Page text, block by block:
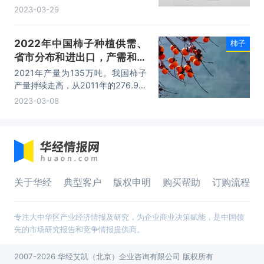
要包括市场竞争格局分析、优势企业
2023-03-29
2022年中国柿子种植供需、
省市分布和进出口，产需和出
口皆有不同程度提升「图」
2021年产量为135万吨。我国柿子
产量持续走高，从2011年的276.9万
吨增长至361.8万吨，其中广西柿子
吨和0.3吨，差距较大。
2023-03-08
柿子
关于华经 典型客户 版权申明 购买帮助 订购流程
专注大中华区产业经济情报及研究，为企业商业决策赋能，是中国领
先的市场研究报告和竞争情报提供商。
2007-2026 华经艾凯（北京）企业咨询有限公司 版权所有